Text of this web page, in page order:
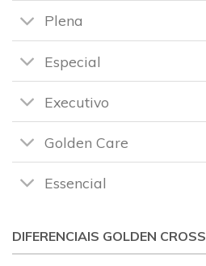
Plena
Especial
Executivo
Golden Care
Essencial
DIFERENCIAIS GOLDEN CROSS